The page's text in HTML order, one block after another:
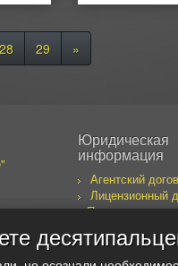
28 29 »
Юридическая
информация
Агентский
Лицензионный
Правила